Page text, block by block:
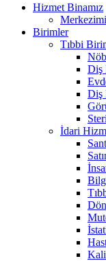
Hizmet Binamız
Birimler
Tıbbi
Diş
Diş
İdari